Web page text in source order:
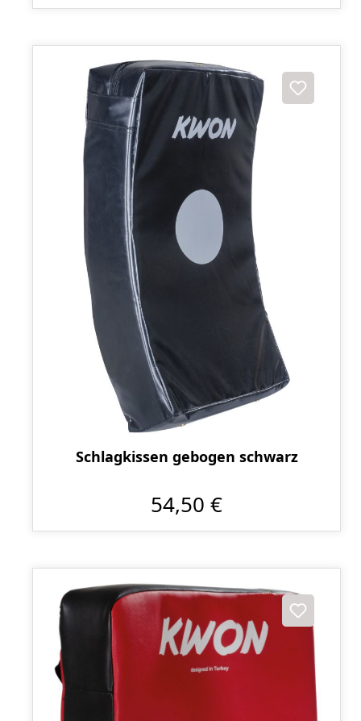
Schlagkissen gebogen schwarz
54,50 €